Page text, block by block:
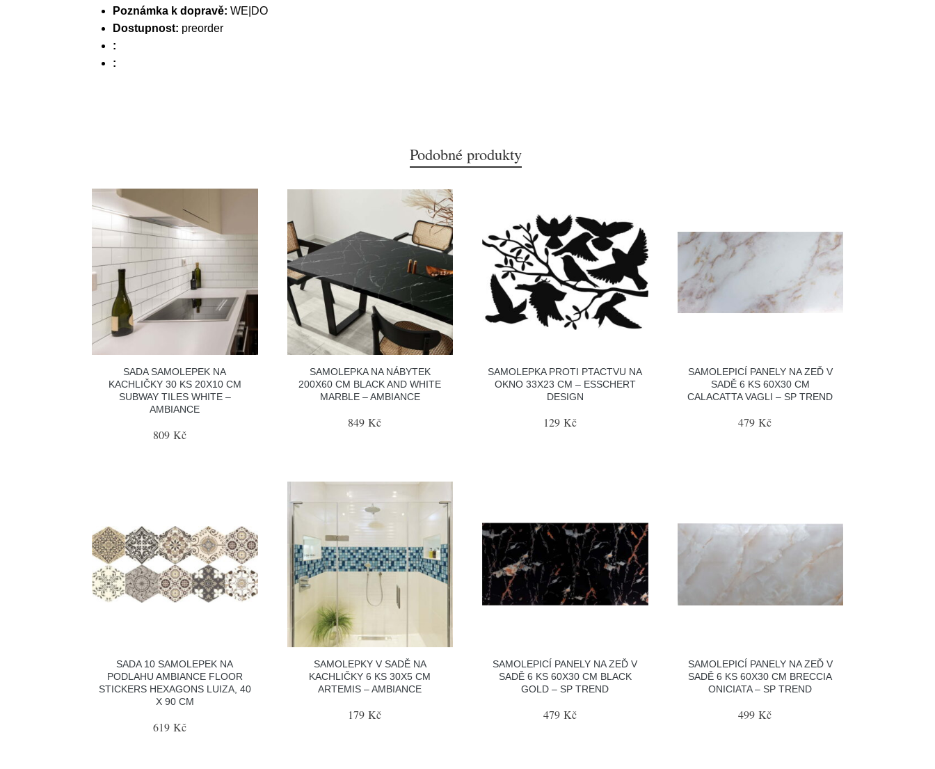
Poznámka k dopravě: WE|DO
Dostupnost: preorder
:
:
Podobné produkty
SADA SAMOLEPEK NA
KACHLIČKY 30 KS 20X10 CM
SUBWAY TILES WHITE –
AMBIANCE
809 Kč
SAMOLEPKA NA NÁBYTEK
200X60 CM BLACK AND WHITE
MARBLE – AMBIANCE
849 Kč
SAMOLEPKA PROTI PTACTVU NA
OKNO 33X23 CM – ESSCHERT
DESIGN
129 Kč
SAMOLEPICÍ PANELY NA ZEĎ V
SADĚ 6 KS 60X30 CM
CALACATTA VAGLI – SP TREND
479 Kč
SADA 10 SAMOLEPEK NA
PODLAHU AMBIANCE FLOOR
STICKERS HEXAGONS LUIZA, 40
X 90 CM
619 Kč
SAMOLEPKY V SADĚ NA
KACHLIČKY 6 KS 30X5 CM
ARTEMIS – AMBIANCE
179 Kč
SAMOLEPICÍ PANELY NA ZEĎ V
SADĚ 6 KS 60X30 CM BLACK
GOLD – SP TREND
479 Kč
SAMOLEPICÍ PANELY NA ZEĎ V
SADĚ 6 KS 60X30 CM BRECCIA
ONICIATA – SP TREND
499 Kč